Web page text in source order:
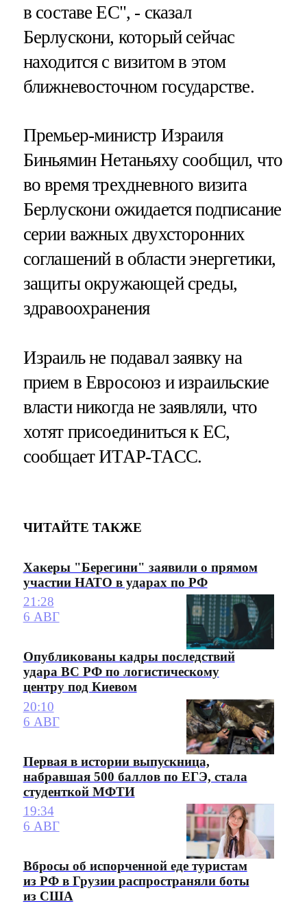
в составе ЕС", - сказал
Берлускони, который сейчас
находится с визитом в этом
ближневосточном государстве.
Премьер-министр Израиля
Биньямин Нетаньяху сообщил, что
во время трехдневного визита
Берлускони ожидается подписание
серии важных двухсторонних
соглашений в области энергетики,
защиты окружающей среды,
здравоохранения
Израиль не подавал заявку на
прием в Евросоюз и израильские
власти никогда не заявляли, что
хотят присоединиться к ЕС,
сообщает ИТАР-ТАСС.
ЧИТАЙТЕ ТАКЖЕ
Хакеры "Берегини" заявили о прямом
участии НАТО в ударах по РФ
21:28
6 АВГ
Опубликованы кадры последствий
удара ВС РФ по логистическому
центру под Киевом
20:10
6 АВГ
Первая в истории выпускница,
набравшая 500 баллов по ЕГЭ, стала
студенткой МФТИ
19:34
6 АВГ
Вбросы об испорченной еде туристам
из РФ в Грузии распространяли боты
из США